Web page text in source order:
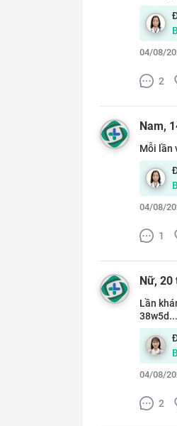
04/08/
2
Nam,
Mỗi lần
04/08/
1
Nữ, 20
Lần
38w5d...
04/08/
2